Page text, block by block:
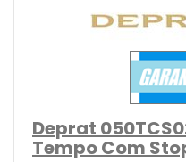
Deprat
Tempo Com